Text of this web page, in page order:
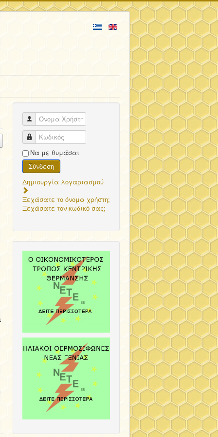
Όνομα Χρήστη
Κωδικός
Να με θυμάσαι
Σύνδεση
Δημιουργία λογαριασμού
Ξεχάσατε το όνομα χρήστη;
Ξεχάσατε τον κωδικό σας;